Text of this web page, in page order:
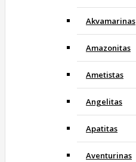
Akvamarinas
Amazonitas
Ametistas
Angelitas
Apatitas
Aventurinas